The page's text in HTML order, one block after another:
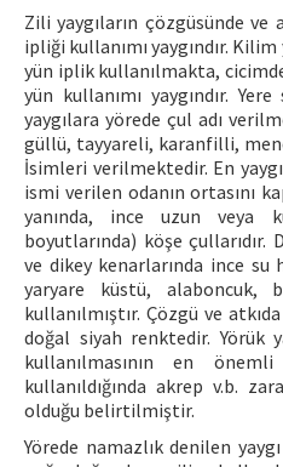
Zili yaygıların çözgüsünde ve
ipliği kullanımı yaygındır.
yün iplik kullanılmakta,
yün kullanımı yaygındır.
yaygılara yörede çul adı
güllü, tayyareli, karanfilli,
İsimleri verilmektedir. En
ismi verilen odanın ortasını
yanında, ince uzun veya
boyutlarında) köşe çullarıdır.
ve dikey kenarlarında ince su
yaryare küstü, alaboncuk,
kullanılmıştır. Çözgü ve
doğal siyah renktedir. Yörük
kullanılmasının en
kullanıldığında akrep v.b.
olduğu belirtilmiştir.
Yörede namazlık denilen